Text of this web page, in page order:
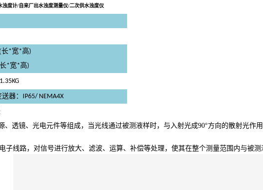
浊度计/自来厂出水浊度测量仪/二次供水浊度仪
长*宽*高)
长*宽*高)
1.35KG
器： IP65/ NEMA4X
、透镜、光电元件等组成，当光线通过被测液样时，与入射光成90°方向的散射光作
线路，对信号进行放大、滤波、运算、补偿等处理，使其在整个测量范围内与被测